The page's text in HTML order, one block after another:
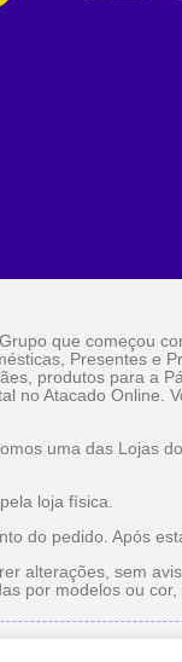
que começou
Presentes e
produtos para a
no Atacado
uma das Lojas
loja física.
do pedido. Após
alterações, sem
por modelos ou